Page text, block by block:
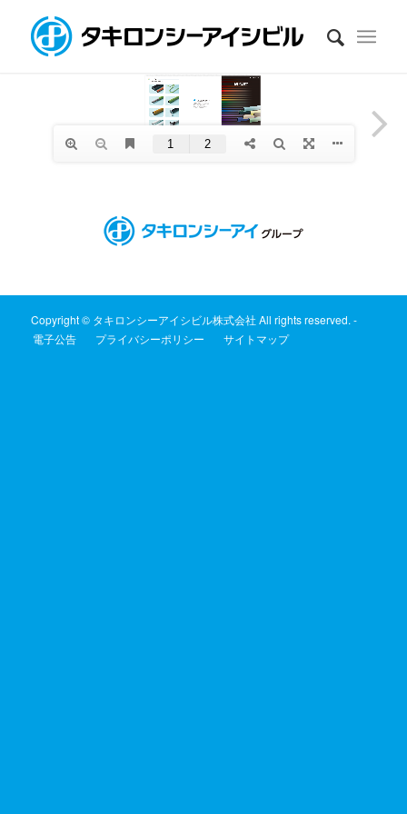
Copyright © タキロンシーアイシビル株式会社 All rights reserved. -
電子公告
プライバシーポリシー サイトマップ